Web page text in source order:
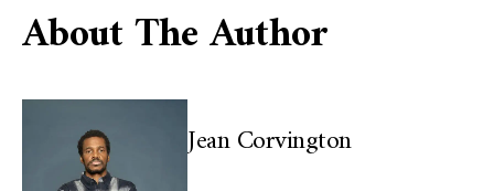
About The Author
Jean Corvington